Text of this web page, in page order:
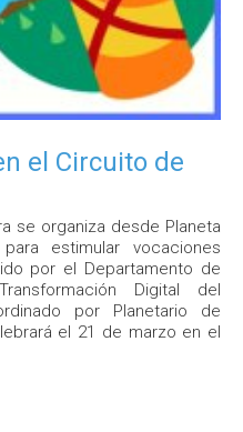
el Circuito de
se organiza desde Planeta
estimular vocaciones
por el Departamento de
Digital del
por Planetario de
el 21 de marzo en el